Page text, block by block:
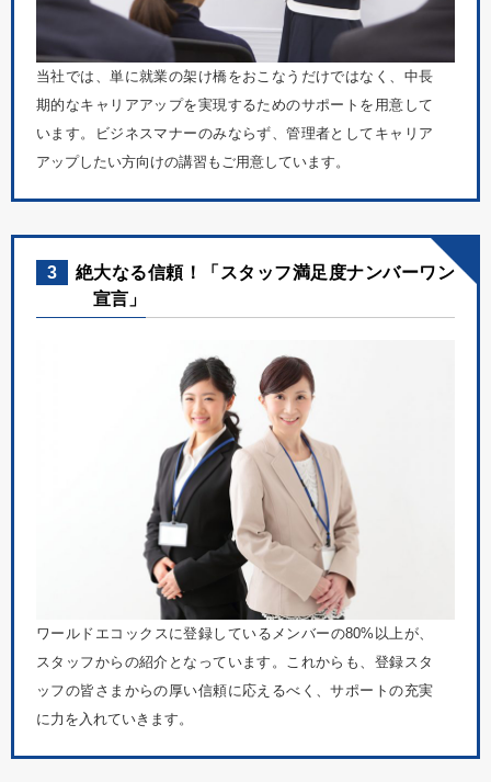
当社では、単に就業の架け橋をおこなうだけではなく、中長
期的なキャリアアップを実現するためのサポートを用意して
います。ビジネスマナーのみならず、管理者としてキャリア
アップしたい方向けの講習もご用意しています。
3
絶大なる信頼！「スタッフ満足度ナンバーワン
宣言」
ワールドエコックスに登録しているメンバーの80%以上が、
スタッフからの紹介となっています。これからも、登録スタ
ッフの皆さまからの厚い信頼に応えるべく、サポートの充実
に力を入れていきます。